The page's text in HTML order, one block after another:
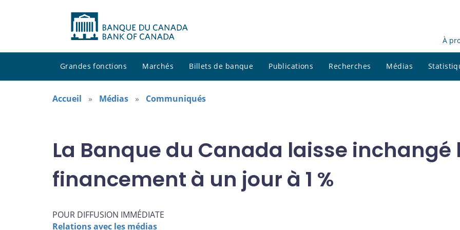
À
Grandes fonctions Marchés Billets de banque Publications Recherches Médias
Accueil Médias Communiqués
La Banque du Canada laisse inchangé
financement à un jour à 1 %
POUR DIFFUSION IMMÉDIATE
Relations avec les médias